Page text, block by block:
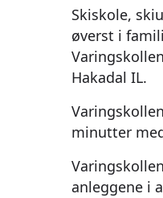
Skiskole,
øverst i
Hakadal IL.
minutter
anleggene i